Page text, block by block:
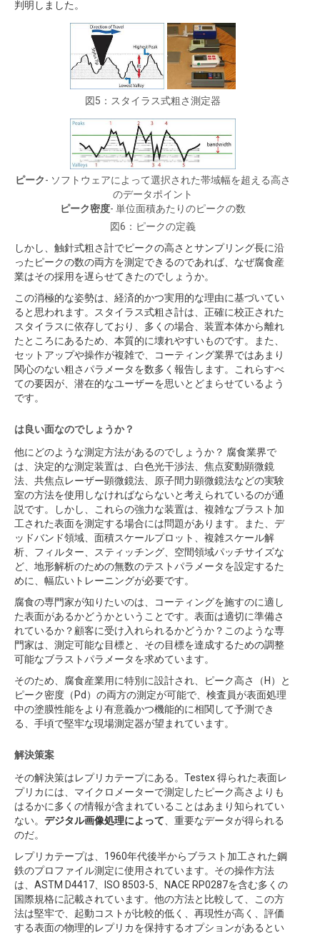
判明しました。
図5：スタイラス式粗さ測定器
ピーク- ソフトウェアによって選択された帯域幅を超える高さ
のデータポイント
ピーク密度- 単位面積あたりのピークの数
図6：ピークの定義
しかし、触針式粗さ計でピークの高さとサンプリング長に沿
ったピークの数の両方を測定できるのであれば、なぜ腐食産
業はその採用を遅らせてきたのでしょうか。
この消極的な姿勢は、経済的かつ実用的な理由に基づいてい
ると思われます。スタイラス式粗さ計は、正確に校正された
スタイラスに依存しており、多くの場合、装置本体から離れ
たところにあるため、本質的に壊れやすいものです。また、
セットアップや操作が複雑で、コーティング業界ではあまり
関心のない粗さパラメータを数多く報告します。これらすべ
ての要因が、潜在的なユーザーを思いとどまらせているよう
です。
は良い面なのでしょうか？
他にどのような測定方法があるのでしょうか？ 腐食業界で
は、決定的な測定装置は、白色光干渉法、焦点変動顕微鏡
法、共焦点レーザー顕微鏡法、原子間力顕微鏡法などの実験
室の方法を使用しなければならないと考えられているのが通
説です。しかし、これらの強力な装置は、複雑なブラスト加
工された表面を測定する場合には問題があります。また、デ
ッドバンド領域、面積スケールプロット、複雑スケール解
析、フィルター、スティッチング、空間領域パッチサイズな
ど、地形解析のための無数のテストパラメータを設定するた
めに、幅広いトレーニングが必要です。
腐食の専門家が知りたいのは、コーティングを施すのに適し
た表面があるかどうかということです。表面は適切に準備さ
れているか？顧客に受け入れられるかどうか？このような専
門家は、測定可能な目標と、その目標を達成するための調整
可能なブラストパラメータを求めています。
そのため、腐食産業用に特別に設計され、ピーク高さ（H）と
ピーク密度（Pd）の両方の測定が可能で、検査員が表面処理
中の塗膜性能をより有意義かつ機能的に相関して予測でき
る、手頃で堅牢な現場測定器が望まれています。
解決策案
その解決策はレプリカテープにある。Testex 得られた表面レ
プリカには、マイクロメーターで測定したピーク高さよりも
はるかに多くの情報が含まれていることはあまり知られてい
ない。 デジタル画像処理によって 、重要なデータが得られる
のだ。
レプリカテープは、1960年代後半からブラスト加工された鋼
鉄のプロファイル測定に使用されています。その操作方法
は、ASTM D4417、ISO 8503-5、NACE RP0287を含む多くの
国際規格に記載されています。他の方法と比較して、この方
法は堅牢で、起動コストが比較的低く、再現性が高く、評価
する表面の物理的レプリカを保持するオプションがあるとい